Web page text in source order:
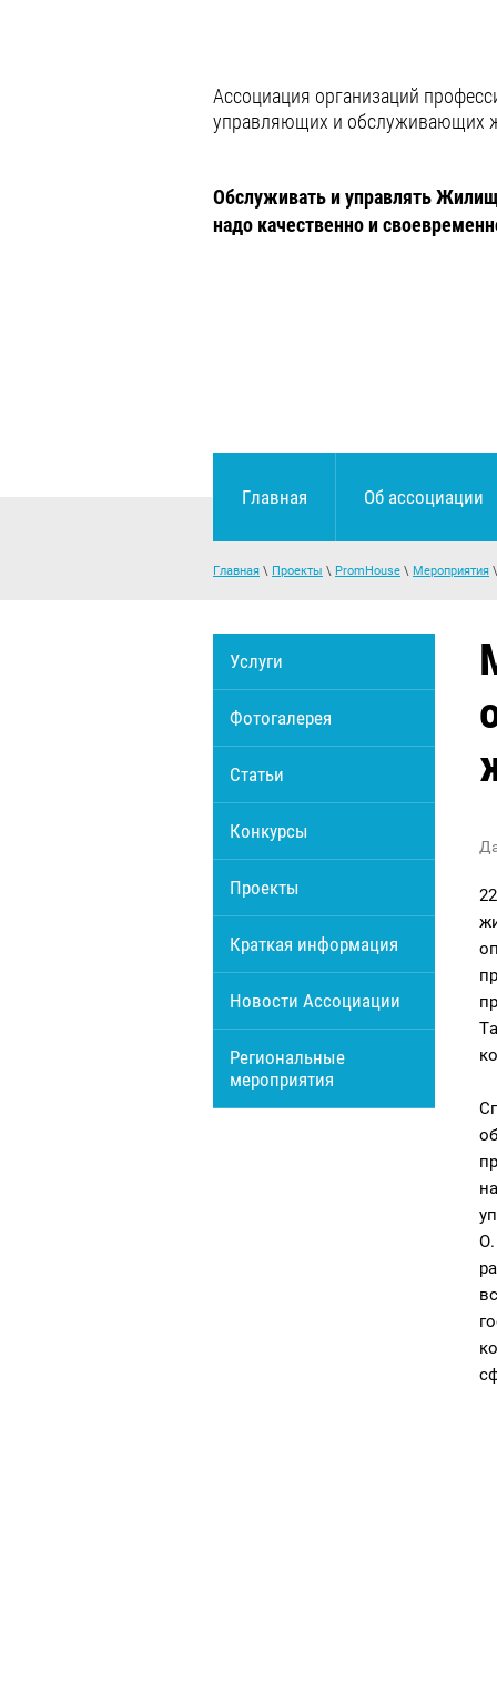
Ассоциация организаций
управляющих и обслуживающих
Обслуживать и управлять
надо качественно и
Главная Об ассоциации
Главная \ Проекты \ PromHouse \ Мероприятия
Услуги
Фотогалерея
Статьи
Конкурсы
Проекты
Краткая информация
Новости Ассоциации
Региональные
мероприятия